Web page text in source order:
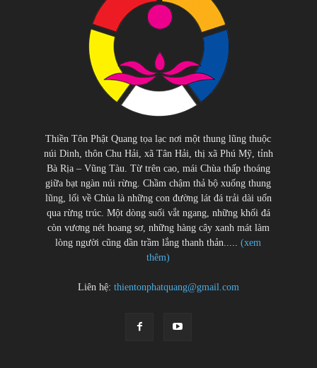
Thiền Tôn Phật Quang tọa lạc nơi một thung lũng thuộc
núi Dinh, thôn Chu Hải, xã Tân Hải, thị xã Phú Mỹ, tỉnh
Bà Rịa – Vũng Tàu. Từ trên cao, mái Chùa thấp thoáng
giữa bạt ngàn núi rừng. Chầm chậm thả bộ xuống thung
lũng, lối về Chùa là những con đường lát đá trải dài uốn
qua rừng trúc. Một dòng suối vắt ngang, những khối đá
còn vương nét hoang sơ, những hàng cây xanh mát làm
lòng người cũng dần trầm lắng thanh thản.....(xem
thêm)
Liên hệ: thientonphatquang@gmail.com